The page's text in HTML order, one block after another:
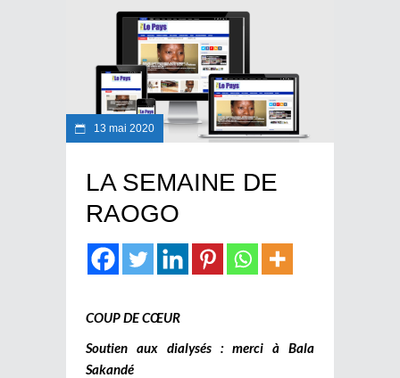
13 mai 2020
LA SEMAINE DE
RAOGO
COUP DE CŒUR
Soutien aux dialysés : merci à Bala
Sakandé